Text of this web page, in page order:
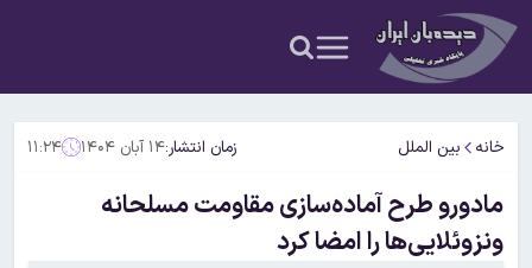
خانه بین الملل زمان انتشار:۱۴ آبان ۱۴۰۴ ۱۱:۲۴
مادورو طرح آماده‌سازی مقاومت مسلحانه
ونزوئلایی‌ها را امضا کرد